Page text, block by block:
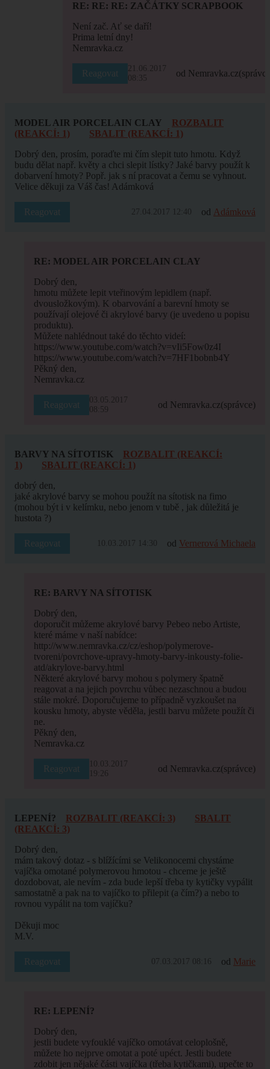
RE: RE: RE: ZAČÁTKY SCRAPBOOK
Není zač. Ať se daří!
Prima letní dny!
Nemravka.cz
Reagovat
21.06.2017
08:35
od Nemravka.cz
MODEL AIR PORCELAIN CLAY
ROZBALIT
(REAKCÍ: 1)
SBALIT (REAKCÍ: 1)
Dobrý den, prosím, poraďte mi čím slepit tuto hmotu. Když
budu dělat např. květy a chci slepit lístky? Jaké barvy použít k
dobarvení hmoty? Popř. jak s ní pracovat a čemu se vyhnout.
Velice děkuji za Váš čas! Adámková
Reagovat 27.04.2017 12:40 od Adámková
RE: MODEL AIR PORCELAIN CLAY
Dobrý den,
hmotu můžete lepit vteřinovým lepidlem (např.
dvousložkovým). K obarvování a barevní hmoty se
používají olejové či akrylové barvy (je uvedeno u popisu
produktu).
Můžete nahlédnout také do těchto videí:
https://www.youtube.com/watch?v=vIi5Fow0z4I
https://www.youtube.com/watch?v=7HF1bobnb4Y
Pěkný den,
Nemravka.cz
Reagovat
03.05.2017
08:59
od Nemravka.cz(správce)
BARVY NA SÍTOTISK
ROZBALIT (REAKCÍ:
1)
SBALIT (REAKCÍ: 1)
dobrý den,
jaké akrylové barvy se mohou použít na sítotisk na fimo
(mohou být i v kelímku, nebo jenom v tubě , jak důležitá je
hustota ?)
Reagovat 10.03.2017 14:30 od Vernerová Michaela
RE: BARVY NA SÍTOTISK
Dobrý den,
doporučit můžeme akrylové barvy Pebeo nebo Artiste,
které máme v naší nabídce:
http://www.nemravka.cz/cz/eshop/polymerove-
tvoreni/povrchove-upravy-hmoty-barvy-inkousty-folie-
atd/akrylove-barvy.html
Některé akrylové barvy mohou s polymery špatně
reagovat a na jejich povrchu vůbec nezaschnou a budou
stále mokré. Doporučujeme to případně vyzkoušet na
kousku hmoty, abyste věděla, jestli barvu můžete použít či
ne.
Pěkný den,
Nemravka.cz
Reagovat
10.03.2017
19:26
od Nemravka.cz(správce)
LEPENÍ? ROZBALIT (REAKCÍ: 3)
SBALIT
(REAKCÍ: 3)
Dobrý den,
mám takový dotaz - s blížícími se Velikonocemi chystáme
vajíčka omotané polymerovou hmotou - chceme je ještě
dozdobovat, ale nevím - zda bude lepší třeba ty kytičky vypálit
samostatně a pak na to vajíčko to přilepit (a čím?) a nebo to
rovnou vypálit na tom vajíčku?
Děkuji moc
M.V.
Reagovat 07.03.2017 08:16 od Marie
RE: LEPENÍ?
Dobrý den,
jestli budete vyfouklé vajíčko omotávat celoplošně,
můžete ho nejprve omotat a poté upéct. Jestli budete
zdobit jen nějaké části vajíčka (třeba kytičkami), upečte to